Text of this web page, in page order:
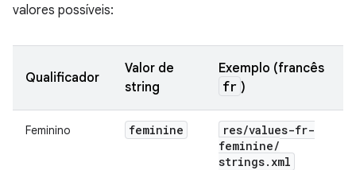
valores possíveis:
Qualificador
Valor de
string
Exemplo (francês
fr )
Feminino feminine res/values-fr-
feminine/
strings. xml